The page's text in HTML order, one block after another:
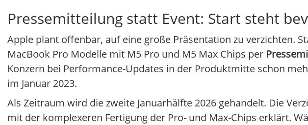
Pressemitteilung statt Event: Start steht
Apple plant offenbar, auf eine große Präsentation zu verzichten.
MacBook Pro Modelle mit M5 Pro und M5 Max Chips per
Konzern bei Performance-Updates in der Produktmitte schon
im Januar 2023.
Als Zeitraum wird die zweite Januarhälfte 2026 gehandelt. Die
mit der komplexeren Fertigung der Pro- und Max-Chips erklärt.